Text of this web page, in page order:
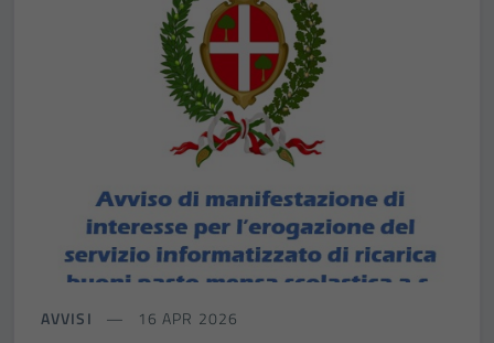
AVVISI 16 APR 2026